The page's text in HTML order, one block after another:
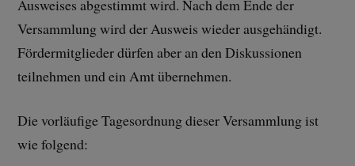
Ausweises abgestimmt wird. Nach dem Ende der
Versammlung wird der Ausweis wieder ausgehändigt.
Fördermitglieder dürfen aber an den Diskussionen
teilnehmen und ein Amt übernehmen.
Die vorläufige Tagesordnung dieser Versammlung ist
wie folgend: